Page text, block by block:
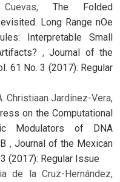
Cuevas, The Folded
Long Range nOe
Interpretable Small
, Journal of the
61 No. 3 (2017): Regular
Christiaan Jardínez-Vera,
on the Computational
Modulators of DNA
, Journal of the Mexican
(2017): Regular Issue
de la Cruz-Hernández,